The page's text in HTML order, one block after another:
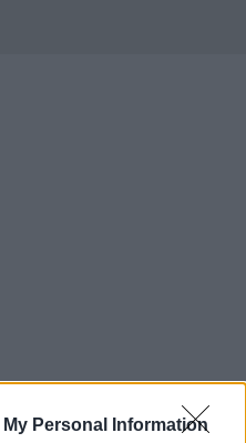
Personal Information